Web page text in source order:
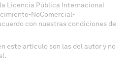
Licencia Pública Internacional
NoComercial-
con nuestras condiciones de
este artículo son las del autor y no